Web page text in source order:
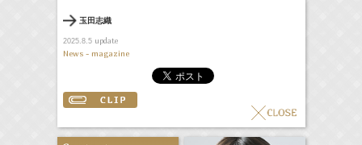
玉田志織
2025.8.5update
News - magazine